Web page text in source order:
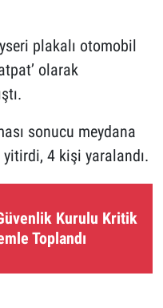
plakalı otomobil
olarak
sonucu meydana
yitirdi, 4 kişi yaralandı.
Kurulu Kritik
Toplandı